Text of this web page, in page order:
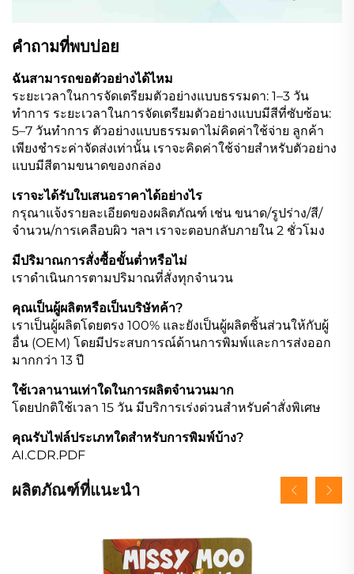
คำถามที่พบบ่อย
ฉันสามารถขอตัวอย่างได้ไหม
ระยะเวลาในการจัดเตรียมตัวอย่างแบบธรรมดา: 1–3 วัน
ทำการ ระยะเวลาในการจัดเตรียมตัวอย่างแบบมีสีที่ซับซ้อน:
5–7 วันทำการ ตัวอย่างแบบธรรมดาไม่คิดค่าใช้จ่าย ลูกค้า
เพียงชำระค่าจัดส่งเท่านั้น เราจะคิดค่าใช้จ่ายสำหรับตัวอย่าง
แบบมีสีตามขนาดของกล่อง
เราจะได้รับใบเสนอราคาได้อย่างไร
กรุณาแจ้งรายละเอียดของผลิตภัณฑ์ เช่น ขนาด/รูปร่าง/สี/
จำนวน/การเคลือบผิว ฯลฯ เราจะตอบกลับภายใน 2 ชั่วโมง
มีปริมาณการสั่งซื้อขั้นต่ำหรือไม่
เราดำเนินการตามปริมาณที่สั่งทุกจำนวน
คุณเป็นผู้ผลิตหรือเป็นบริษัทค้า?
เราเป็นผู้ผลิตโดยตรง 100% และยังเป็นผู้ผลิตชิ้นส่วนให้กับผู้
อื่น (OEM) โดยมีประสบการณ์ด้านการพิมพ์และการส่งออก
มากกว่า 13 ปี
ใช้เวลานานเท่าใดในการผลิตจำนวนมาก
โดยปกติใช้เวลา 15 วัน มีบริการเร่งด่วนสำหรับคำสั่งพิเศษ
คุณรับไฟล์ประเภทใดสำหรับการพิมพ์บ้าง?
AI.CDR.PDF
ผลิตภัณฑ์ที่แนะนำ